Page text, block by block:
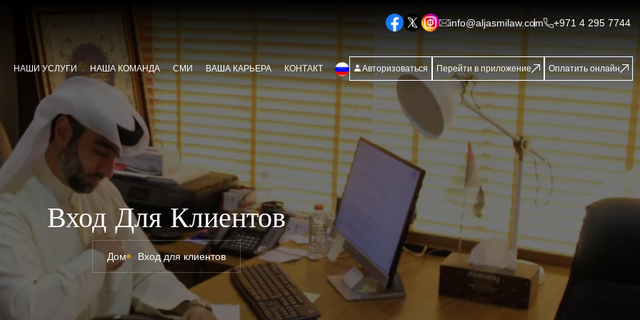
info@aljasmilaw.com +971 4 295 7744
НАШИ УСЛУГИ НАША КОМАНДА СМИ ВАША КАРЬЕРА КОНТАКТ Авторизоваться Перейти в приложение Оплатить онлайн
Вход Для Клиентов
Дом Вход для клиентов